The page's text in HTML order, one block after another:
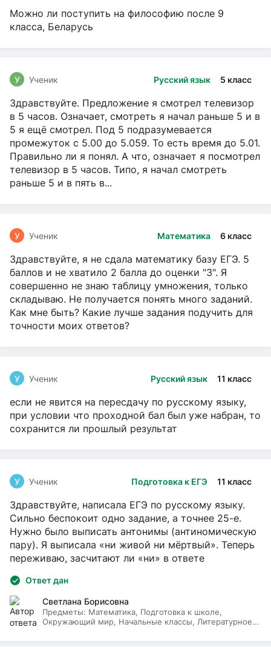
Можно ли поступить на философию после 9
класса, Беларусь
Русский язык 5 класс
У Ученик
Здравствуйте. Предложение я смотрел телевизор
в 5 часов. Означает, смотреть я начал раньше 5 и в
5 я ещё смотрел. Под 5 подразумевается
промежуток с 5.00 до 5.059. То есть время до 5.01.
Правильно ли я понял. А что, означает я посмотрел
телевизор в 5 часов. Типо, я начал смотреть
раньше 5 и в пять в...
Математика 6 класс
У Ученик
Здравствуйте, я не сдала математику базу ЕГЭ. 5
баллов и не хватило 2 балла до оценки "3". Я
совершенно не знаю таблицу умножения, только
складываю. Не получается понять много заданий.
Как мне быть? Какие лучше задания подучить для
точности моих ответов?
Русский язык 11 класс
У Ученик
если не явится на пересдачу по русскому языку,
при условии что проходной бал был уже набран, то
сохранится ли прошлый результат
Подготовка к ЕГЭ 11 класс
У Ученик
Здравствуйте, написала ЕГЭ по русскому языку.
Сильно беспокоит одно задание, а точнее 25-е.
Нужно было выписать антонимы (антиномическую
пару). Я выписала «ни живой ни мёртвый». Теперь
переживаю, засчитают ли «ни» в ответе
Ответ дан
Светлана Борисовна
Предметы: Математика, Подготовка к школе,
Окружающий мир, Начальные классы, Литературное